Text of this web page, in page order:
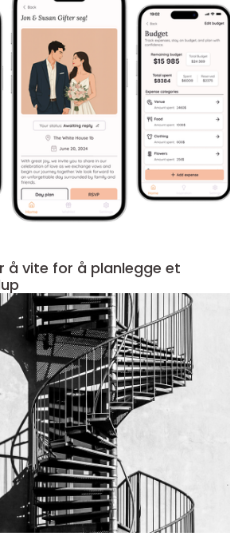
å vite for å planlegge et